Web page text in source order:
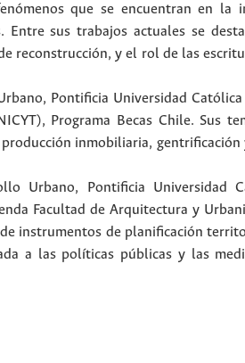
que se encuentran en la
sus trabajos actuales se
reconstrucción, y el rol de las
Pontificia Universidad
Programa Becas Chile. Sus
inmobiliaria, gentrificación
Urbano, Pontificia Universidad
Facultad de Arquitectura y
instrumentos de planificación
a las políticas públicas y las